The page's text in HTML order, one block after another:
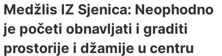
Medžlis IZ Sjenica: Neophodno
je početi obnavljati i graditi
prostorije i džamije u centru